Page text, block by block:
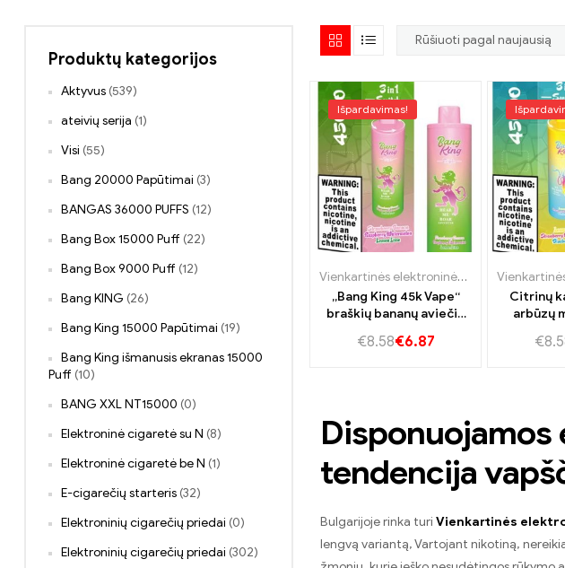
Išpardavimas!
Vienkartinės elektroninės cigaretės ,
„Bang King 45k Vape“
braškių bananų aviečių
€8.58€6.87
Citrinų
arbūzų
€
Disponuojamos
tendencija
Bulgarijoje rinka turi Vienkartinės
lengvą variantą, Vartojant nikotiną,
Produktų kategorijos
Aktyvus (539)
ateivių serija (1)
Visi (55)
Bang 20000 Papūtimai (3)
BANGAS 36000 PUFFS (12)
Bang Box 15000 Puff (22)
Bang Box 9000 Puff (12)
Bang KING (26)
Bang King 15000 Papūtimai (19)
Bang King išmanusis ekranas 15000
Puff (10)
BANG XXL NT15000 (0)
Elektroninė cigaretė su N (8)
Elektroninė cigaretė be N (1)
E-cigarečių starteris (32)
Elektroninių cigarečių priedai (0)
Elektroninių cigarečių priedai (302)